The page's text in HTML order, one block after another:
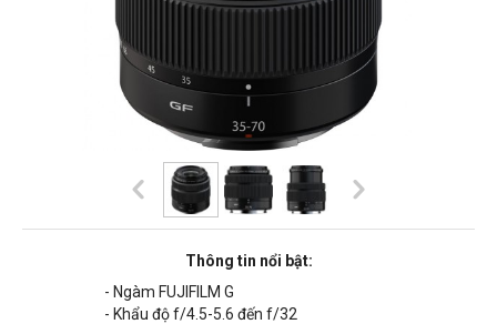
Thông tin nổi bật:
- Ngàm FUJIFILM G
- Khẩu độ f/4.5-5.6 đến f/32